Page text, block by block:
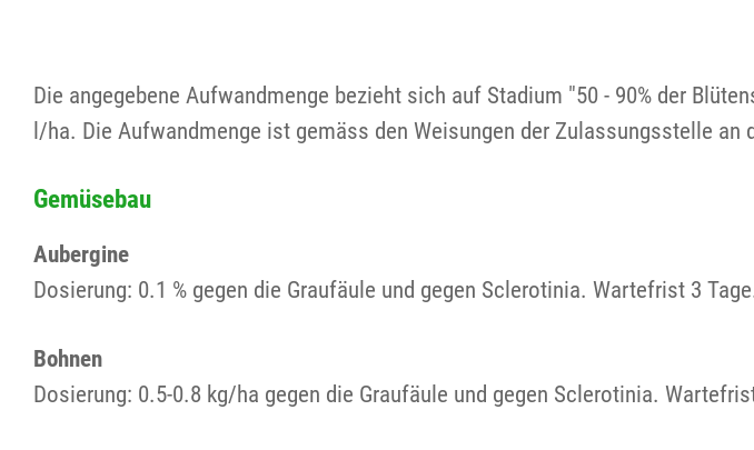
Die angegebene Aufwandmenge bezieht sich auf Stadium "50 - 90% der
l/ha. Die Aufwandmenge ist gemäss den Weisungen der Zulassungsstelle an
Gemüsebau
Aubergine
Dosierung: 0.1 % gegen die Graufäule und gegen Sclerotinia. Wartefrist 3
Bohnen
Dosierung: 0.5-0.8 kg/ha gegen die Graufäule und gegen Sclerotinia.